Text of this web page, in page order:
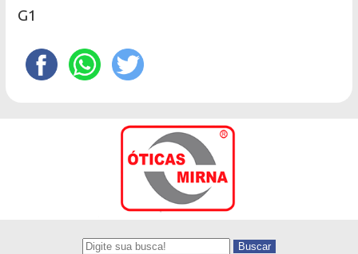
G1
Buscar